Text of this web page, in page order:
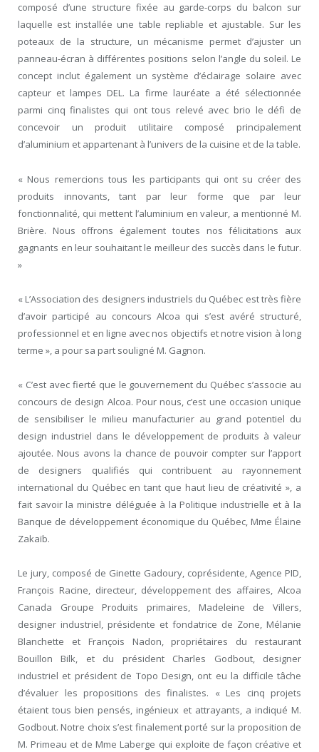
composé d’une structure fixée au garde-corps du balcon sur
laquelle est installée une table repliable et ajustable. Sur les
poteaux de la structure, un mécanisme permet d’ajuster un
panneau-écran à différentes positions selon l’angle du soleil. Le
concept inclut également un système d’éclairage solaire avec
capteur et lampes DEL. La firme lauréate a été sélectionnée
parmi cinq finalistes qui ont tous relevé avec brio le défi de
concevoir un produit utilitaire composé principalement
d’aluminium et appartenant à l’univers de la cuisine et de la table.
« Nous remercions tous les participants qui ont su créer des
produits innovants, tant par leur forme que par leur
fonctionnalité, qui mettent l’aluminium en valeur, a mentionné M.
Brière. Nous offrons également toutes nos félicitations aux
gagnants en leur souhaitant le meilleur des succès dans le futur.
»
« L’Association des designers industriels du Québec est très fière
d’avoir participé au concours Alcoa qui s’est avéré structuré,
professionnel et en ligne avec nos objectifs et notre vision à long
terme », a pour sa part souligné M. Gagnon.
« C’est avec fierté que le gouvernement du Québec s’associe au
concours de design Alcoa. Pour nous, c’est une occasion unique
de sensibiliser le milieu manufacturier au grand potentiel du
design industriel dans le développement de produits à valeur
ajoutée. Nous avons la chance de pouvoir compter sur l’apport
de designers qualifiés qui contribuent au rayonnement
international du Québec en tant que haut lieu de créativité », a
fait savoir la ministre déléguée à la Politique industrielle et à la
Banque de développement économique du Québec, Mme Élaine
Zakaïb.
Le jury, composé de Ginette Gadoury, coprésidente, Agence PID,
François Racine, directeur, développement des affaires, Alcoa
Canada Groupe Produits primaires, Madeleine de Villers,
designer industriel, présidente et fondatrice de Zone, Mélanie
Blanchette et François Nadon, propriétaires du restaurant
Bouillon Bilk, et du président Charles Godbout, designer
industriel et président de Topo Design, ont eu la difficile tâche
d’évaluer les propositions des finalistes. « Les cinq projets
étaient tous bien pensés, ingénieux et attrayants, a indiqué M.
Godbout. Notre choix s’est finalement porté sur la proposition de
M. Primeau et de Mme Laberge qui exploite de façon créative et